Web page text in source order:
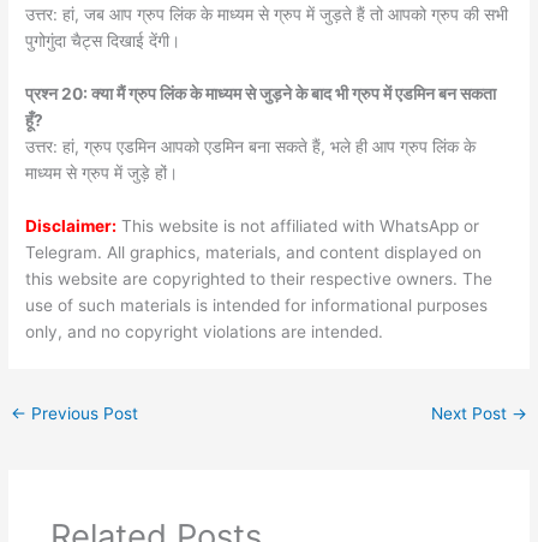
उत्तर: हां, जब आप ग्रुप लिंक के माध्यम से ग्रुप में जुड़ते हैं तो आपको ग्रुप की सभी
पुगोगुंदा चैट्स दिखाई देंगी।
प्रश्न 20: क्या मैं ग्रुप लिंक के माध्यम से जुड़ने के बाद भी ग्रुप में एडमिन बन सकता
हूँ?
उत्तर: हां, ग्रुप एडमिन आपको एडमिन बना सकते हैं, भले ही आप ग्रुप लिंक के
माध्यम से ग्रुप में जुड़े हों।
Disclaimer: This website is not affiliated with WhatsApp or
Telegram. All graphics, materials, and content displayed on
this website are copyrighted to their respective owners. The
use of such materials is intended for informational purposes
only, and no copyright violations are intended.
← Previous Post Next Post →